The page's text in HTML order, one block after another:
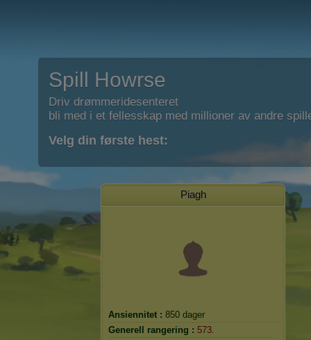
Spill Howrse
Driv drømmeridesenteret
bli med i et fellesskap med millioner av andre
Velg din første hest:
Piagh
Ansiennitet : 850 dager
Generell rangering : 573.